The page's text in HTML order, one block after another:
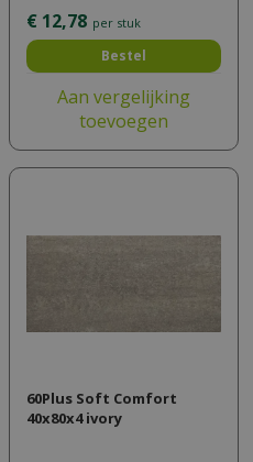
€ 12,78 per stuk
Bestel
Aan vergelijking
toevoegen
60Plus Soft Comfort
40x80x4 ivory